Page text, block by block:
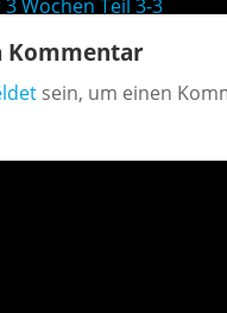
Wochen Teil 3-3
Kommentar
sein, um einen